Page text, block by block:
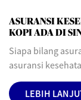
ASURANSI
KOPI ADA DI
Siapa bilang
asuransi
LEBIH